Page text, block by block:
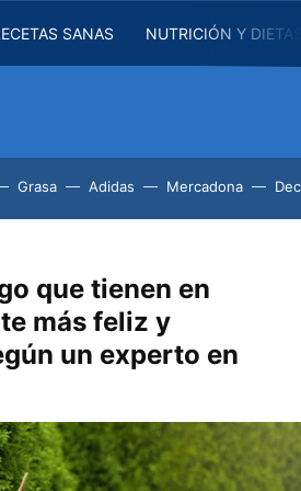
SANAS NUTRICIÓN Y
Grasa Adidas Mercadona
que tienen en
más feliz y
un experto en